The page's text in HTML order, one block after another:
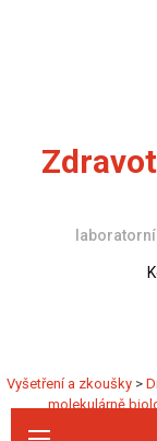
Vyšetření a zkoušky >
molekulárně